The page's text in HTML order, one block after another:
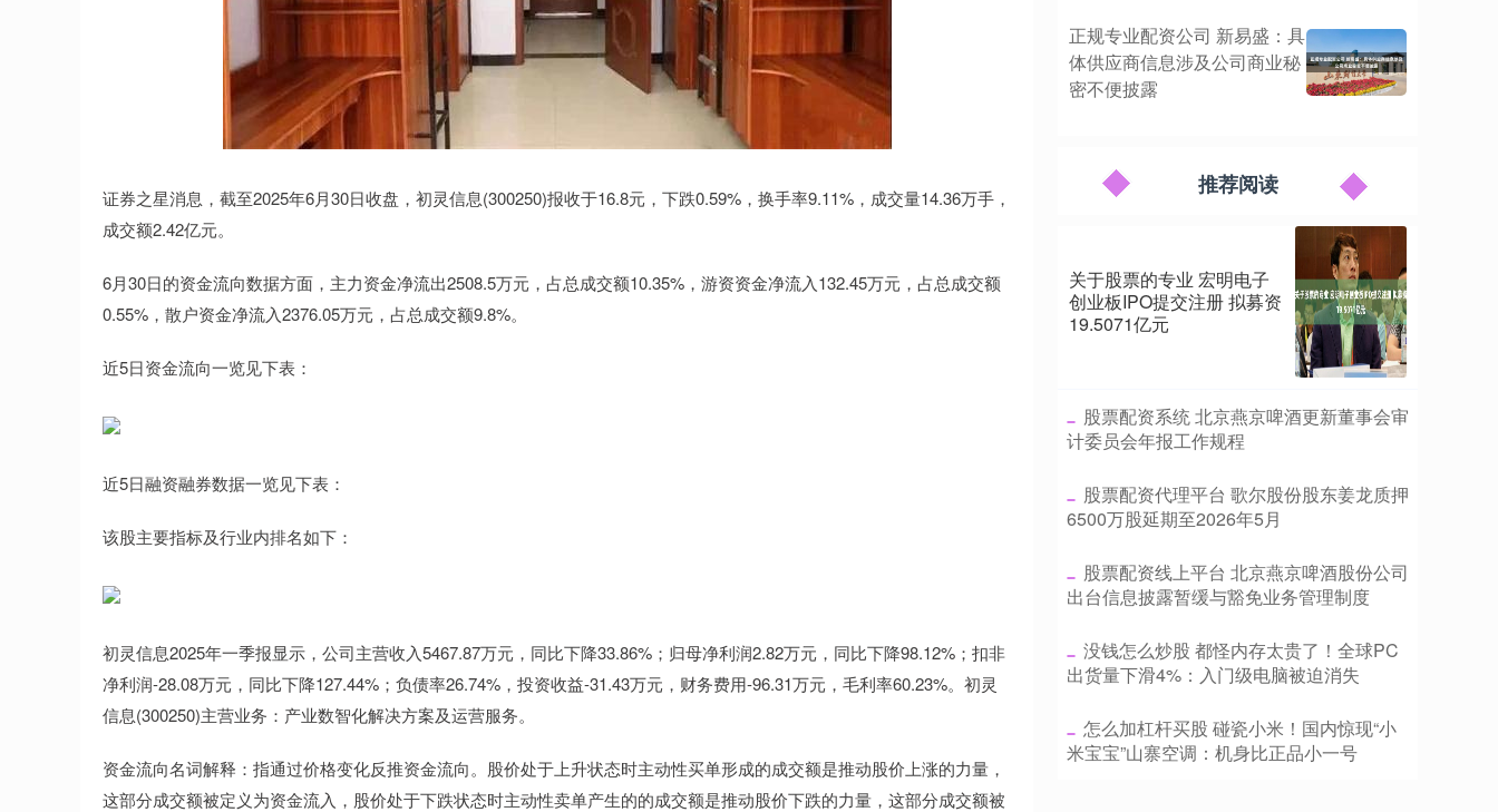
证券之星消息，截至2025年6月30日收盘，初灵信息(300250)报收于16.8元，下跌0.59%，换手率9.11%，成交量14.36万手，
成交额2.42亿元。
6月30日的资金流向数据方面，主力资金净流出2508.5万元，占总成交额10.35%，游资资金净流入132.45万元，占总成交额
0.55%，散户资金净流入2376.05万元，占总成交额9.8%。
近5日资金流向一览见下表：
近5日融资融券数据一览见下表：
该股主要指标及行业内排名如下：
初灵信息2025年一季报显示，公司主营收入5467.87万元，同比下降33.86%；归母净利润2.82万元，同比下降98.12%；扣非
净利润-28.08万元，同比下降127.44%；负债率26.74%，投资收益-31.43万元，财务费用-96.31万元，毛利率60.23%。初灵
信息(300250)主营业务：产业数智化解决方案及运营服务。
资金流向名词解释：指通过价格变化反推资金流向。股价处于上升状态时主动性买单形成的成交额是推动股价上涨的力量，
这部分成交额被定义为资金流入，股价处于下跌状态时主动性卖单产生的的成交额是推动股价下跌的力量，这部分成交额被
正规专业配资公司 新易盛：具
体供应商信息涉及公司商业秘
密不便披露
推荐阅读
关于股票的专业 宏明电子
创业板IPO提交注册 拟募资
19.5071亿元
​股票配资系统 北京燕京啤酒更新董事会审
计委员会年报工作规程
​股票配资代理平台 歌尔股份股东姜龙质押
6500万股延期至2026年5月
​股票配资线上平台 北京燕京啤酒股份公司
出台信息披露暂缓与豁免业务管理制度
​没钱怎么炒股 都怪内存太贵了！全球PC
出货量下滑4%：入门级电脑被迫消失
​怎么加杠杆买股 碰瓷小米！国内惊现“小
米宝宝”山寨空调：机身比正品小一号